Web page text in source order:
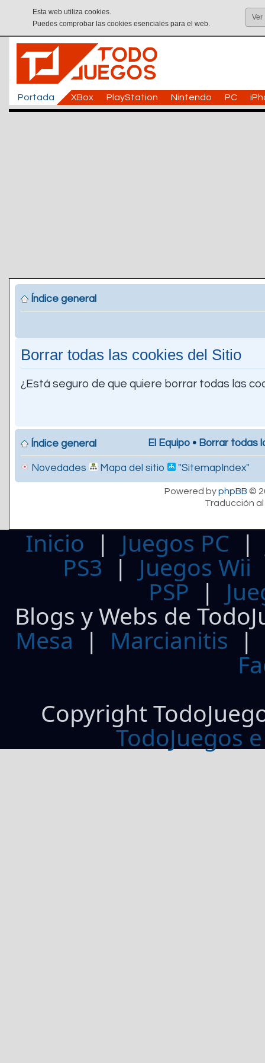
Esta web utiliza cookies.
Puedes comprobar las cookies esenciales para el web.
Ver
Portada XBox PlayStation Nintendo PC
Índice general
Borrar todas las cookies del Sitio
¿Está seguro de que quiere borrar todas las
Índice general El Equipo • Borrar todas
Novedades Mapa del sitio "SitemapIndex"
Powered byphpBB ©
Traducción
Inicio | Juegos PC
PS3| Juegos Wii
PSP |
Blogs y Webs de
Mesa | Marcianitis |
Copyright
TodoJuegos